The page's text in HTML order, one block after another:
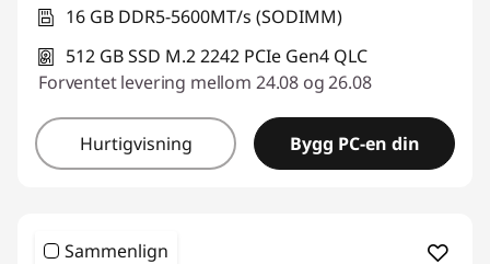
16 GB DDR5-5600MT/s (SODIMM)
512 GB SSD M.2 2242 PCIe Gen4 QLC
Forventet levering mellom 24.08 og 26.08
Hurtigvisning Bygg PC-en din
Sammenlign